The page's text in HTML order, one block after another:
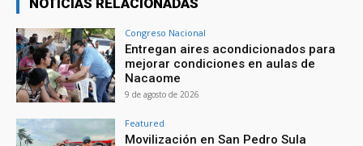
NOTICIAS RELACIONADAS
Congreso Nacional
Entregan aires acondicionados para
mejorar condiciones en aulas de
Nacaome
9 de agosto de 2026
Featured
Movilización en San Pedro Sula